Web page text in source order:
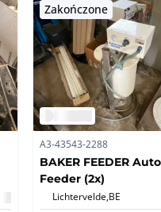
Zakończone
A3-43543-2288
BAKER FEEDER
Feeder (2x)
Lichtervelde, BE